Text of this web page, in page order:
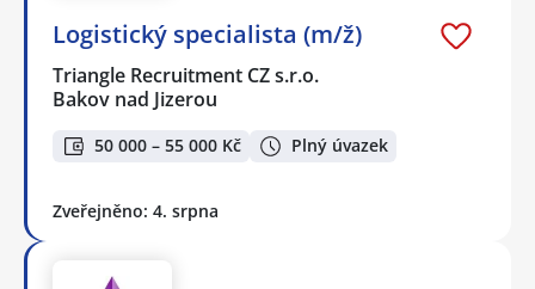
Logistický specialista (m/ž)
Triangle Recruitment CZ s.r.o.
Bakov nad Jizerou
50 000 – 55 000 Kč Plný úvazek
Zveřejněno: 4. srpna